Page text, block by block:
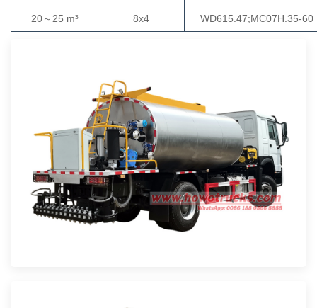
20～ 25 m³ 8x4 WD615.47;MC07H.35-60